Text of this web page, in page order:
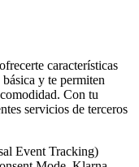
características
y te permiten
Con tu
servicios de terceros
Event Tracking)